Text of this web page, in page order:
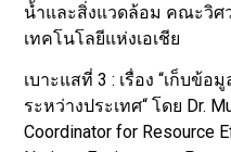
น้ำและสิ่งแวดล้อม คณะวิศ
เทคโนโลยีแห่งเอเชีย
เบาะแสที่ 3 : เรื่อง “เก็บข้
ระหว่างประเทศ“ โดย Dr.
Coordinator for Resource